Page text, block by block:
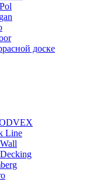
доске
Line